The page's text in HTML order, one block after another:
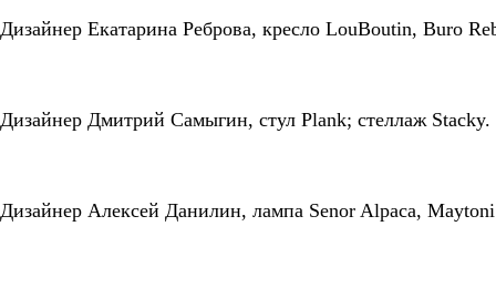
Дизайнер Екатарина Реброва, кресло LouBoutin, Buro
Дизайнер Дмитрий Самыгин, cтул Plank; стеллаж Stacky.
Дизайнер Алексей Данилин, лампа Senor Alpaca,